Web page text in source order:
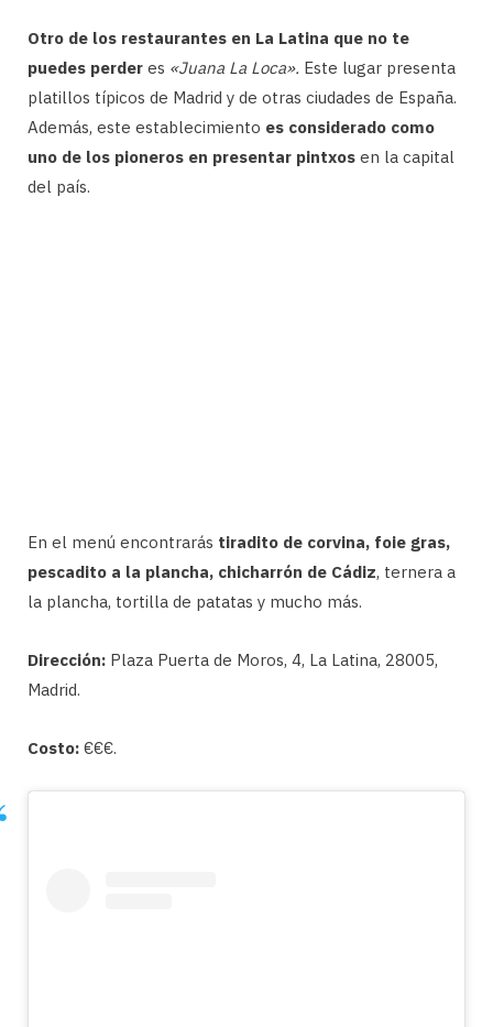
Otro de los restaurantes en La Latina que no te
puedes perder es «Juana La Loca». Este lugar presenta
platillos típicos de Madrid y de otras ciudades de España.
Además, este establecimiento es considerado como
uno de los pioneros en presentar pintxos en la capital
del país.
En el menú encontrarás tiradito de corvina, foie gras,
pescadito a la plancha, chicharrón de Cádiz, ternera a
la plancha, tortilla de patatas y mucho más.
Dirección: Plaza Puerta de Moros, 4, La Latina, 28005,
Madrid.
Costo: €€€.